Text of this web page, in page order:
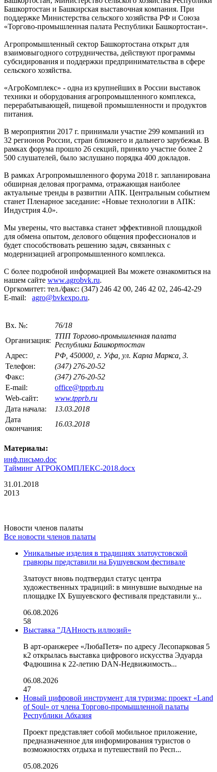
Башкортостан и Башкирская выставочная компания. При
поддержке Министерства сельского хозяйства РФ и Союза
«Торгово-промышленная палата Республики Башкортостан».
Агропромышленный сектор Башкортостана открыт для
взаимовыгодного сотрудничества, действуют программы
субсидирования и поддержки предпринимательства в сфере
сельского хозяйства.
«АгроКомплекс» - одна из крупнейших в России выставок
техники и оборудования агропромышленного комплекса,
перерабатывающей, пищевой промышленности и продуктов
питания.
В мероприятии 2017 г. принимали участие 299 компаний из
32 регионов России, стран ближнего и дальнего зарубежья. В
рамках форума прошло 26 секций, приняло участие более 2
500 слушателей, было заслушано порядка 400 докладов.
В рамках Агропромышленного форума 2018 г. запланирована
обширная деловая программа, отражающая наиболее
актуальные тренды в развитии АПК. Центральным событием
станет Пленарное заседание: «Новые технологии в АПК:
Индустрия 4.0».
Мы уверены, что выставка станет эффективной площадкой
для обмена опытом, делового общения профессионалов и
будет способствовать решению задач, связанных с
модернизацией агропромышленного комплекса.
С более подробной информацией Вы можете ознакомиться на
нашем сайте www.agrobvk.ru.
Оргкомитет: тел./факс: (347) 246 42 00, 246 42 02, 246-42-29
E-mail: agro@bvkexpo.ru.
Вх. №:
76/18
Организация:
ТПП Торгово-промышленная палата
Республики Башкортостан
Адрес:
РФ, 450000, г. Уфа, ул. Карла Маркса, 3.
Телефон:
(347) 276-20-52
Факс:
(347) 276-20-52
E-mail:
office@tpprb.ru
Web-сайт:
www.tpprb.ru
Дата начала:
13.03.2018
Дата
окончания:
16.03.2018
Материалы:
инф.письмо.doc
Тайминг АГРОКОМПЛЕКС-2018.docx
31.01.2018
2013
Новости членов палаты
Все новости членов палаты
Уникальные изделия в традициях златоустовской
гравюры представили на Бушуевском фестивале
Златоуст вновь подтвердил статус центра
художественных традиций: в минувшие выходные на
площадке IX Бушуевского фестиваля представили у...
06.08.2026
58
Выставка "ДАНность иллюзий»
В арт-оранжерее «ЛюбаПетя» по адресу Лесопарковая 5
к2 открылась выставка цифрового искусства Эдуарда
Фадюшина к 22-летию DAN-Недвижимость...
06.08.2026
47
Новый цифровой инструмент для туризма: проект «Land
of Soul» от члена Торгово-промышленной палаты
Республики Абхазия
Проект представляет собой мобильное приложение,
предназначенное для информирования туристов о
возможностях отдыха и путешествий по Респ...
05.08.2026